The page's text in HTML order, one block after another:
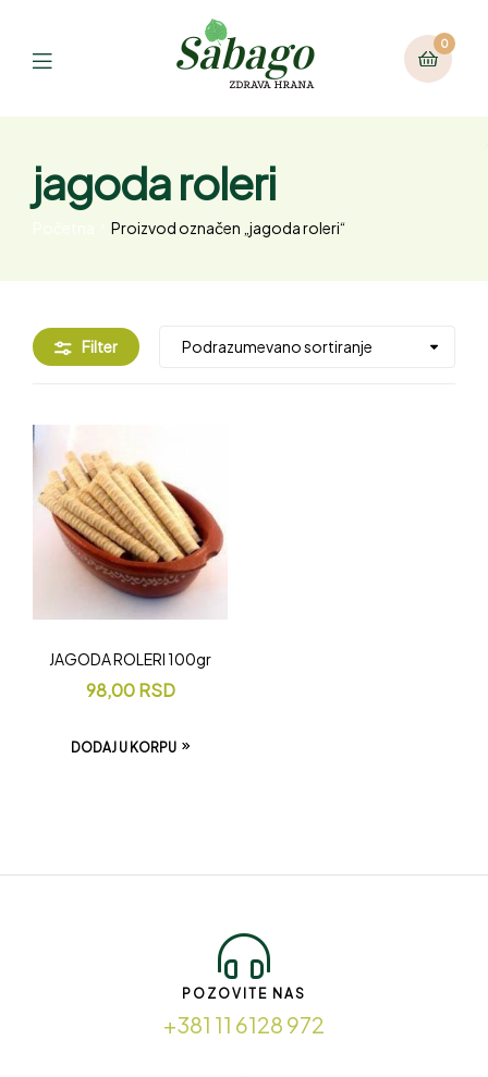
0
jagoda roleri
Proizvod označen „jagoda roleri“
Filter
JAGODA ROLERI 100gr
98,00RSD
DODAJ U KORPU
POZOVITE NAS
+381 11 6128 972